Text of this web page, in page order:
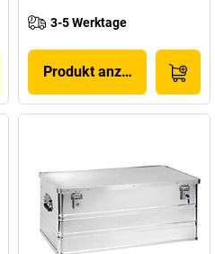
3-5 Werktage
Produkt anzeigen